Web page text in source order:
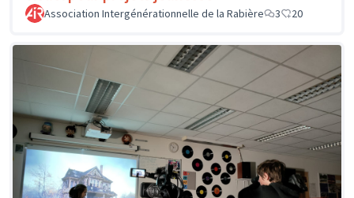
Association Intergénérationnelle de la Rabière
3 20